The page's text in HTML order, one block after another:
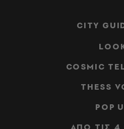
CITY
COSMIC
THESS
POP